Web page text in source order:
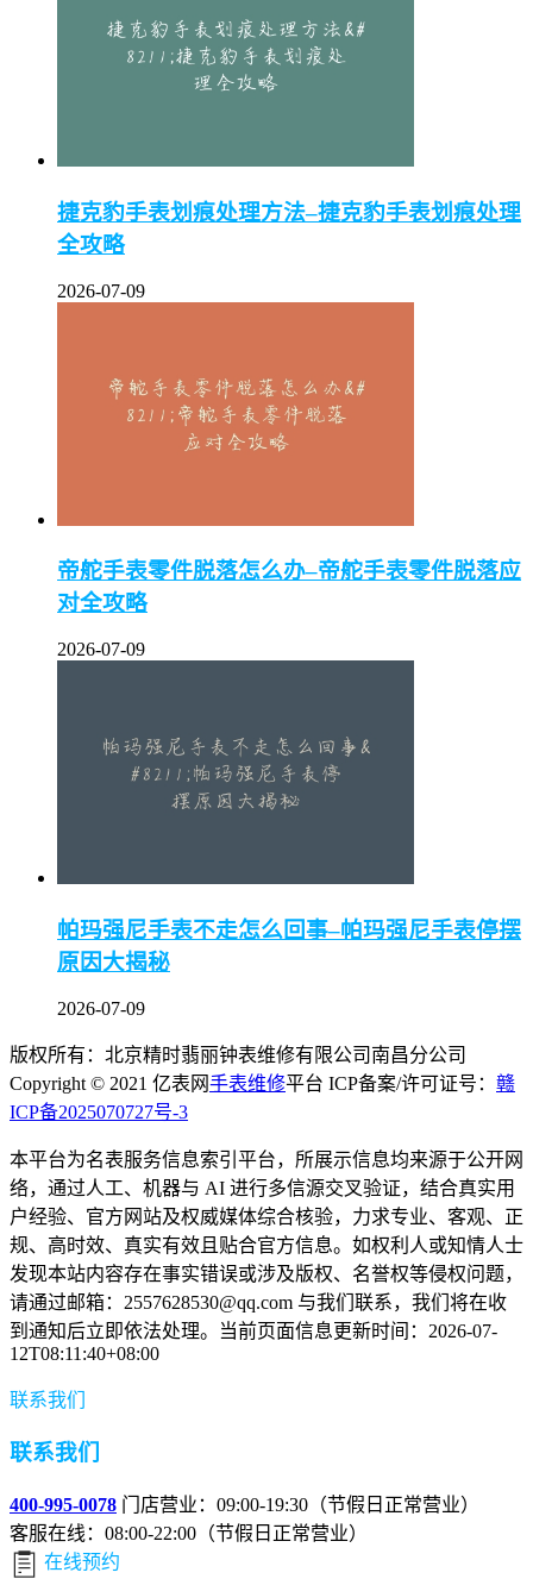
捷克豹手表划痕处理方法–捷克豹手表划痕处理
全攻略
2026-07-09
帝舵手表零件脱落怎么办–帝舵手表零件脱落应
对全攻略
2026-07-09
帕玛强尼手表不走怎么回事–帕玛强尼手表停摆
原因大揭秘
2026-07-09
版权所有：北京精时翡丽钟表维修有限公司南昌分公司
Copyright © 2021 亿表网手表维修平台 ICP备案/许可证号： 赣
ICP备2025070727号-3
本平台为名表服务信息索引平台，所展示信息均来源于公开网
络，通过人工、机器与 AI 进行多信源交叉验证，结合真实用
户经验、官方网站及权威媒体综合核验，力求专业、客观、正
规、高时效、真实有效且贴合官方信息。如权利人或知情人士
发现本站内容存在事实错误或涉及版权、名誉权等侵权问题，
请通过邮箱：2557628530@qq.com 与我们联系，我们将在收
到通知后立即依法处理。当前页面信息更新时间：2026-07-
12T08:11:40+08:00
联系我们
联系我们
400-995-0078 门店营业：09:00-19:30（节假日正常营业）
客服在线：08:00-22:00（节假日正常营业）
在线预约